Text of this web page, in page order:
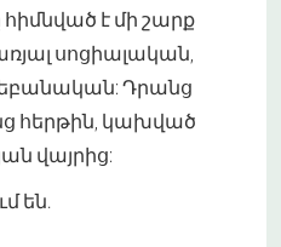
է մի շարք
սոցիալական,
Դրանց
հերթին, կախված
վայրից:
են.